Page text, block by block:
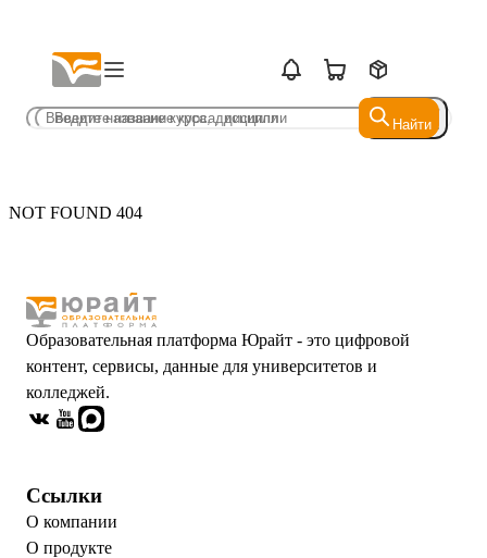
Найти
Найти
NOT FOUND 404
Образовательная платформа Юрайт - это цифровой
контент, сервисы, данные для университетов и
колледжей.
Ссылки
О компании
О продукте